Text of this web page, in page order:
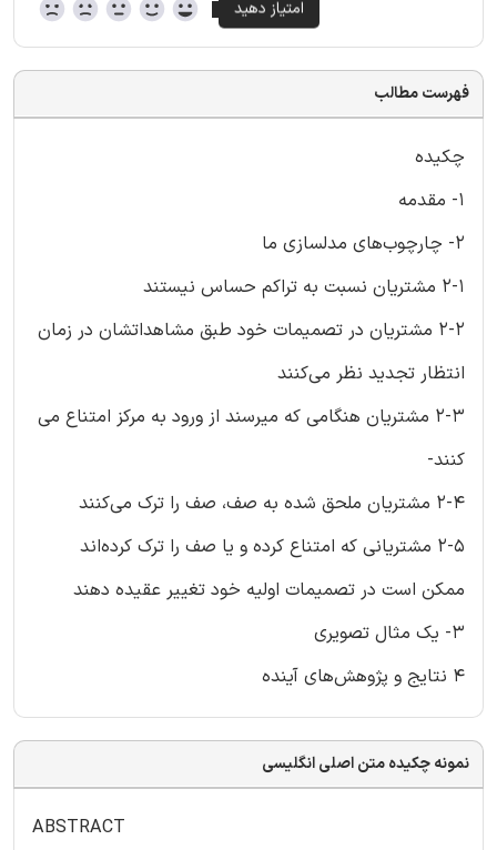
فهرست مطالب
چکیده
1- مقدمه
2- چارچوب‌های مدلسازی ما
2-1 مشتریان نسبت به تراکم حساس نیستند
2-2 مشتریان در تصمیمات خود طبق مشاهداتشان در زمان
انتظار تجدید نظر می‌کنند
2-3 مشتریان هنگامی که میرسند از ورود به مرکز امتناع می
کنند-
2-4 مشتریان ملحق شده به صف، صف را ترک می‌کنند
2-5 مشتریانی که امتناع کرده و یا صف را ترک کرده‌اند
ممکن است در تصمیمات اولیه خود تغییر عقیده دهند
3- یک مثال تصویری
4 نتایج و پژوهش‌های آینده
نمونه چکیده متن اصلی انگلیسی
ABSTRACT